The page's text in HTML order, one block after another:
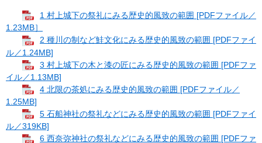
1 村上城下の祭礼にみる歴史的風致の範囲 [PDFファイル／
1.23MB］
2 種川の制など鮭文化にみる歴史的風致の範囲 [PDFファイ
ル／1.24MB]
3 村上城下の木と漆の匠にみる歴史的風致の範囲 [PDFファ
イル／1.13MB]
4 北限の茶処にみる歴史的風致の範囲 [PDFファイル／
1.25MB]
5 石船神社の祭礼などにみる歴史的風致の範囲 [PDFファイ
ル／319KB]
6 西奈弥神社の祭礼などにみる歴史的風致の範囲 [PDFファ